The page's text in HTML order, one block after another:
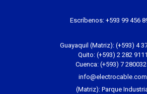
Escríbenos: +593 99 456
Guayaquil (Matriz): (+593) 4
Quito: (+593) 2 282 9111
Cuenca: (+593) 7
info@electrocable.com
(Matriz): Parque